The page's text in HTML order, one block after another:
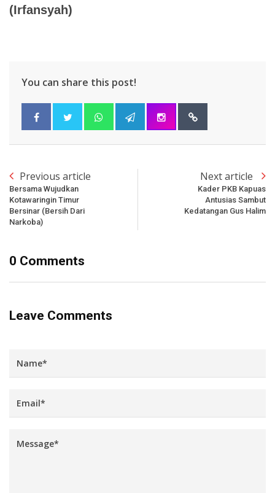
(Irfansyah)
You can share this post!
Previous article
Bersama Wujudkan
Kotawaringin Timur
Bersinar (Bersih Dari
Narkoba)
Next article
Kader PKB Kapuas
Antusias Sambut
Kedatangan Gus Halim
0 Comments
Leave Comments